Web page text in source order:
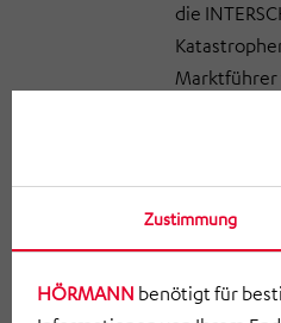
Zustimmung
HÖRMANN benötigt für
die
Marktführer
auf Basis von